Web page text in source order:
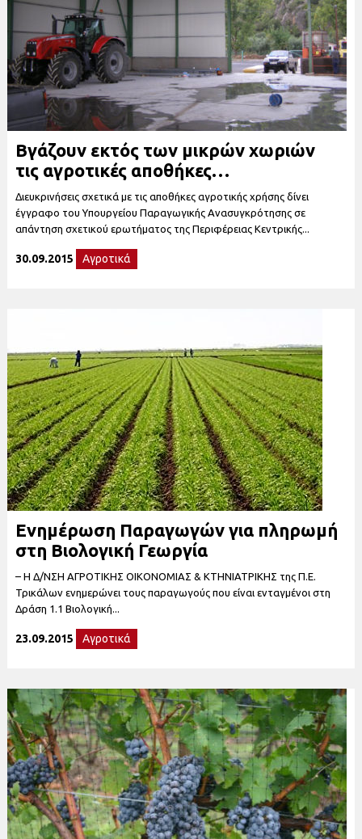
Βγάζουν εκτός των μικρών χωριών
τις αγροτικές αποθήκες…
Διευκρινήσεις σχετικά με τις αποθήκες αγροτικής χρήσης δίνει
έγγραφο του Υπουργείου Παραγωγικής Ανασυγκρότησης σε
απάντηση σχετικού ερωτήματος της Περιφέρειας Κεντρικής...
30.09.2015 Αγροτικά
Ενημέρωση Παραγωγών για πληρωμή
στη Βιολογική Γεωργία
– Η Δ/ΝΣΗ ΑΓΡΟΤΙΚΗΣ ΟΙΚΟΝΟΜΙΑΣ & ΚΤΗΝΙΑΤΡΙΚΗΣ της Π.Ε.
Τρικάλων ενημερώνει τους παραγωγούς που είναι ενταγμένοι στη
Δράση 1.1 Βιολογική...
23.09.2015 Αγροτικά